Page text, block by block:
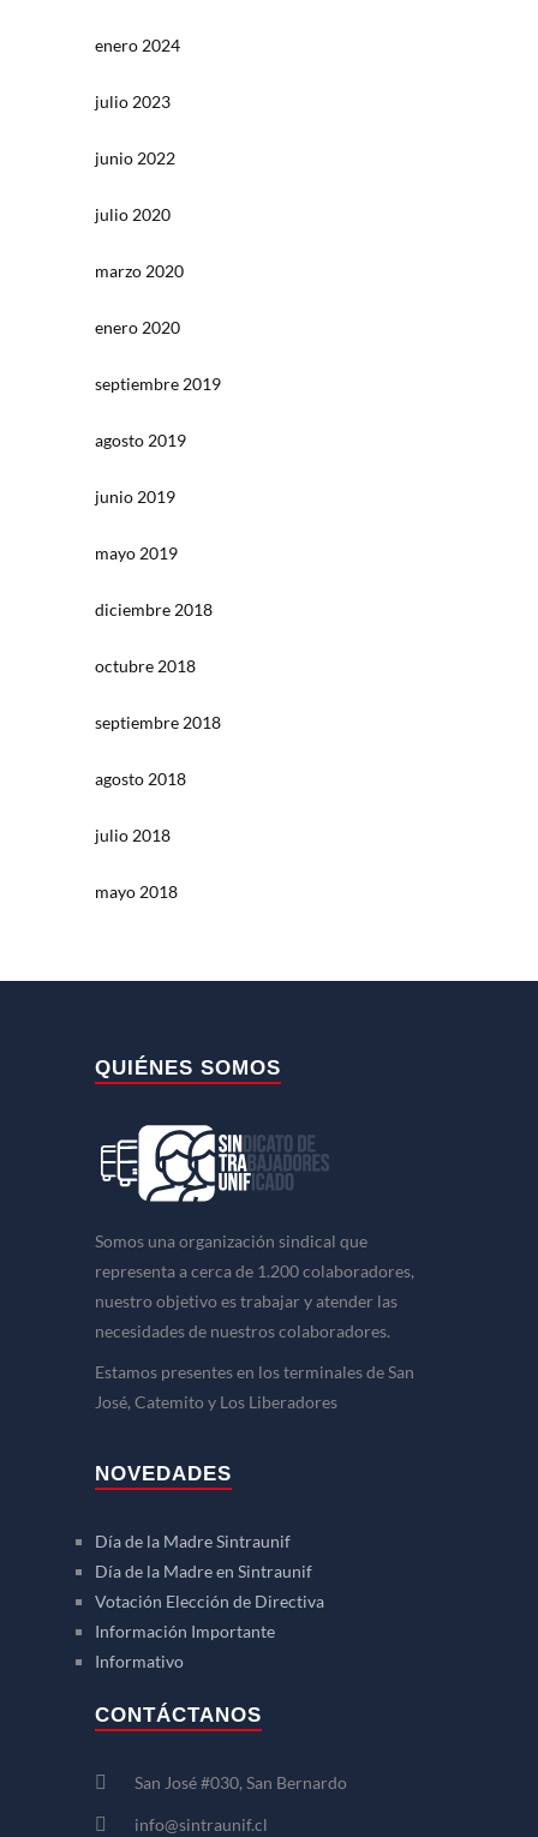
enero 2024
julio 2023
junio 2022
julio 2020
marzo 2020
enero 2020
septiembre 2019
agosto 2019
junio 2019
mayo 2019
diciembre 2018
octubre 2018
septiembre 2018
agosto 2018
julio 2018
mayo 2018
QUIÉNES SOMOS
Somos una organización sindical que
representa a cerca de 1.200 colaboradores,
nuestro objetivo es trabajar y atender las
necesidades de nuestros colaboradores.
Estamos presentes en los terminales de San
José, Catemito y Los Liberadores
NOVEDADES
Día de la Madre Sintraunif
Día de la Madre en Sintraunif
Votación Elección de Directiva
Información Importante
Informativo
CONTÁCTANOS
San José #030, San Bernardo
info@sintraunif.cl